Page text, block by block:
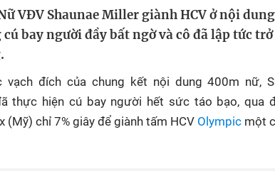
VĐV Shaunae Miller giành HCV ở nội
cú bay người đầy bất ngờ và cô đã lập tức
vạch đích của chung kết nội dung 400m nữ,
thực hiện cú bay người hết sức táo bạo, qua
(Mỹ) chỉ 7% giây để giành tấm HCV Olympic một